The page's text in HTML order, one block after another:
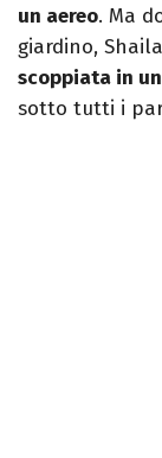
un aereo. Ma
giardino,
scoppiata in
sotto tutti i